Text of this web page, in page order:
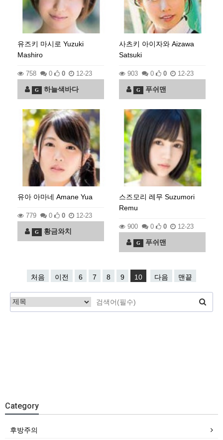
유즈키 마시로 Yuzuki
Mashiro
758 0 0 12-23
G 하늘색바다
사츠키 아이자와 Aizawa
Satsuki
903 0 0 12-23
G 푸쉬맨
유아 아마네 Amane Yua
779 0 0 12-23
G 황금와치
스즈모리 레무 Suzumori
Remu
900 0 0 12-23
G 푸쉬맨
처음 이전 6 7 8 9 10 다음 맨끝
Category
후방주의